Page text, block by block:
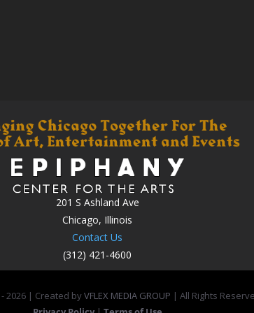
201 S Ashland Ave
Chicago, Illinois
Contact Us
(312) 421-4600
2026 | Created byVFLEX MEDIA GROUP | All Rights